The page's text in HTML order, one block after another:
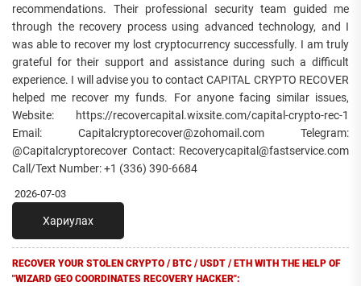
recommendations. Their professional security team guided me
through the recovery process using advanced technology, and I
was able to recover my lost cryptocurrency successfully. I am truly
grateful for their support and assistance during such a difficult
experience. I will advise you to contact CAPITAL CRYPTO RECOVER
helped me recover my funds. For anyone facing similar issues,
Website: https://recovercapital.wixsite.com/capital-crypto-rec-1
Email: Capitalcryptorecover@zohomail.com Telegram:
@Capitalcryptorecover Contact: Recoverycapital@fastservice.com
Call/Text Number: +1 (336) 390-6684
2026-07-03
Хариулах
RECOVER YOUR STOLEN CRYPTO / BTC / USDT / ETH WITH THE HELP OF
"WIZARD GEO COORDINATES RECOVERY HACKER":